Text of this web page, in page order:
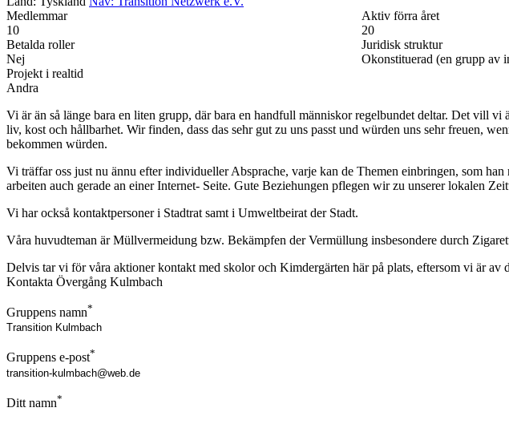
Medlemmar
10
Aktiv förra året
20
Betalda roller
Nej
Juridisk struktur
Okonstituerad (en grupp av
Projekt i realtid
Andra
Vi är än så länge bara en liten grupp, där bara en handfull människor regelbundet deltar. Det vill
liv, kost och hållbarhet. Wir finden, dass das sehr gut zu uns passt und würden uns sehr freuen,
bekommen würden.
Vi träffar oss just nu ännu efter individueller Absprache, varje kan de Themen einbringen, som
arbeiten auch gerade an einer Internet- Seite. Gute Beziehungen pflegen wir zu unserer lokalen
Vi har också kontaktpersoner i Stadtrat samt i Umweltbeirat der Stadt.
Våra huvudteman är Müllvermeidung bzw. Bekämpfen der Vermüllung insbesondere durch
Delvis tar vi för våra aktioner kontakt med skolor och Kimdergärten här på plats, eftersom vi är
Kontakta Övergång Kulmbach
Gruppens namn*
Gruppens e-post*
Ditt namn*